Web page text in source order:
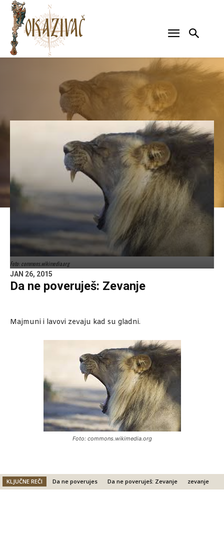
Foto: commons.wikimedia.org
JAN 26, 2015
Da ne poveruješ: Zevanje
Majmuni i lavovi zevaju kad su gladni.
Foto: commons.wikimedia.org
KLJUČNE REČI Da ne poverujes Da ne poveruješ: Zevanje zevanje